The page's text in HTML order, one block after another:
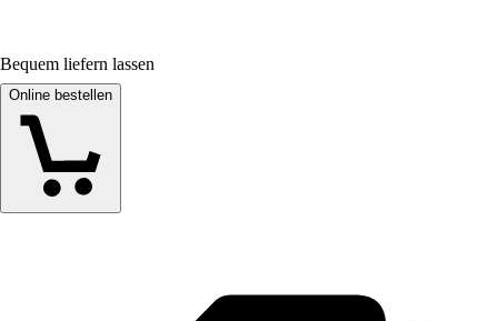
Bequem liefern lassen
Online bestellen